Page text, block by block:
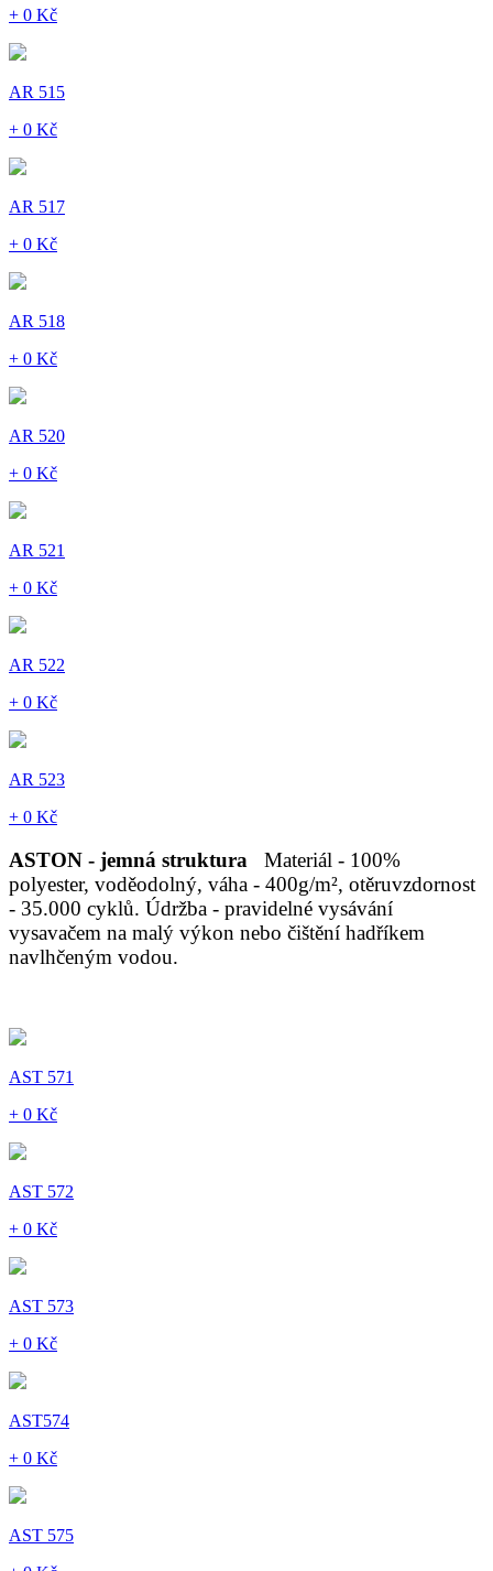
+ 0 Kč
AR 515
+ 0 Kč
AR 517
+ 0 Kč
AR 518
+ 0 Kč
AR 520
+ 0 Kč
AR 521
+ 0 Kč
AR 522
+ 0 Kč
AR 523
+ 0 Kč
ASTON - jemná struktura
Materiál - 100%
polyester, voděodolný, váha - 400g/m², otěruvzdornost
- 35.000 cyklů. Údržba - pravidelné vysávání
vysavačem na malý výkon nebo čištění hadříkem
navlhčeným vodou.
AST 571
+ 0 Kč
AST 572
+ 0 Kč
AST 573
+ 0 Kč
AST574
+ 0 Kč
AST 575